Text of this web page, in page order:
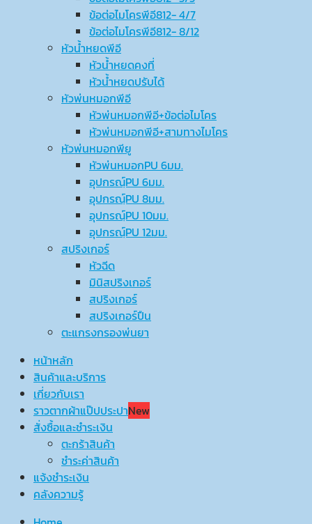
ข้อต่อไมโครพีอี812- 4/7
ข้อต่อไมโครพีอี812- 8/12
หัวน้ำหยดพีอี
หัวน้ำหยดคงที่
หัวน้ำหยดปรับได้
หัวพ่นหมอกพีอี
หัวพ่นหมอกพีอี+ข้อต่อไมโคร
หัวพ่นหมอกพีอี+สามทางไมโคร
หัวพ่นหมอกพียู
หัวพ่นหมอกPU 6มม.
อุปกรณ์ฺPU 6มม.
อุปกรณ์ฺPU 8มม.
อุปกรณ์ฺPU 10มม.
อุปกรณ์ฺPU 12มม.
สปริงเกอร์
หัวฉีด
มินิสปริงเกอร์
สปริงเกอร์
สปริงเกอร์ปืน
ตะแกรงกรองพ่นยา
หน้าหลัก
สินค้าและบริการ
เกี่ยวกับเรา
ราวตากผ้าแป๊ปประปาNew
สั่งซื้อและชำระเงิน
ตะกร้าสินค้า
ชำระค่าสินค้า
แจ้งชำระเงิน
คลังความรู้